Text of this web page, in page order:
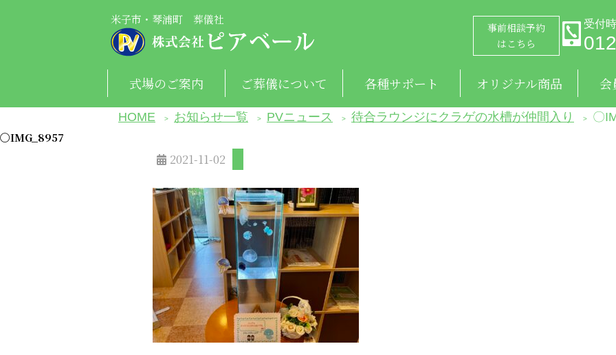
米子市・琴浦町 葬儀社
事前相談予約
はこちら
受付
式場のご案内
ご葬儀について
米子エリア
中部エリア
お供え物
各種サポート
ご葬儀後のサポート
あんしんだワン
ご葬儀後に行うこと
オリジナル商品
会
ピ
ピア
HOME > お知らせ一覧 > PVニュース > 待合ラウンジにクラゲの水槽が仲間入り > 〇
〇IMG_8957
2021-11-02